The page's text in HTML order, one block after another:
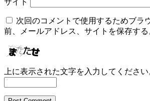
次回のコメントで使用するためブラ
前、メールアドレス、サイトを保存する
上に表示された文字を入力してください